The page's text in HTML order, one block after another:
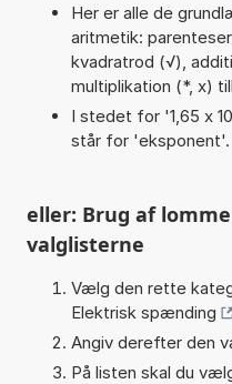
Her er alle de
aritmetik:
kvadratrod (√),
multiplikation (*, x)
I stedet for '1,65 x
står for 'eksponent'.
eller: Brug af
valglisterne
Vælg den rette
Elektrisk spænding
Angiv derefter den
På listen skal du